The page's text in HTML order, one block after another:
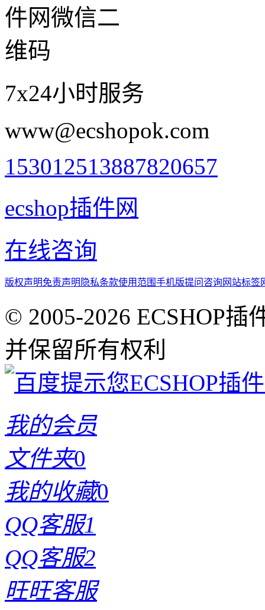
7x24小时服务
www@ecshopok.com
153012513887820657
ecshop插件网
在线咨询
版权声明免责声明 隐私条款使用范围手机版提问咨询 网站标签
© 2005-2026 ECSHOP插
并保留所有权利
我的会员
文件夹0
我的收藏0
QQ客服1
QQ客服2
旺旺客服